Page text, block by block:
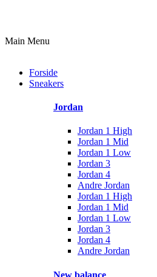
Main Menu
Forside
Sneakers
Jordan
Jordan 1 High
Jordan 1 Mid
Jordan 1 Low
Jordan 3
Jordan 4
Andre Jordan
Jordan 1 High
Jordan 1 Mid
Jordan 1 Low
Jordan 3
Jordan 4
Andre Jordan
New balance